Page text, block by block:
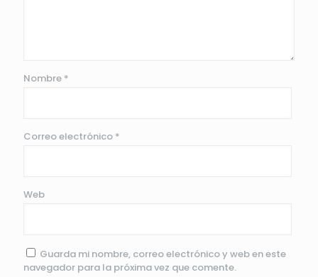
Nombre *
Correo electrónico *
Web
Guarda mi nombre, correo electrónico y web en este
navegador para la próxima vez que comente.